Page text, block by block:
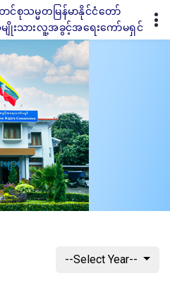
ာင်စုသမ္မတမြန်မာနိုင်ငံတော်
မျိုးသားလူ့အခွင့်အရေးကော်မရှင်
ား
--Select Year--